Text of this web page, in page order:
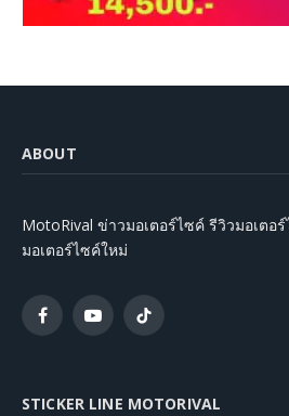
ABOUT
MotoRival ข่าวมอเตอร์ไซค์ รีวิวมอเตอ
มอเตอร์ไซค์ใหม่
FacebookYouTubeTikTok
STICKER LINE MOTORIVAL